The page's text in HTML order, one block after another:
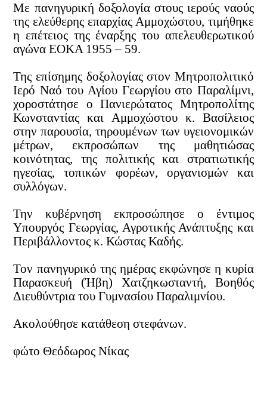
Με πανηγυρική δοξολογία στους ιερούς ναούς
της ελεύθερης επαρχίας Αμμοχώστου, τιμήθηκε
η επέτειος της έναρξης του απελευθερωτικού
αγώνα ΕΟΚΑ 1955 – 59.
Της επίσημης δοξολογίας στον Μητροπολιτικό
Ιερό Ναό του Αγίου Γεωργίου στο Παραλίμνι,
χοροστάτησε ο Πανιερώτατος Μητροπολίτης
Κωνσταντίας και Αμμοχώστου κ. Βασίλειος
στην παρουσία, τηρουμένων των υγειονομικών
μέτρων, εκπροσώπων της μαθητιώσας
κοινότητας, της πολιτικής και στρατιωτικής
ηγεσίας, τοπικών φορέων, οργανισμών και
συλλόγων.
Την κυβέρνηση εκπροσώπησε ο έντιμος
Υπουργός Γεωργίας, Αγροτικής Ανάπτυξης και
Περιβάλλοντος κ. Κώστας Καδής.
Τον πανηγυρικό της ημέρας εκφώνησε η κυρία
Παρασκευή (Ήβη) Χατζηκωσταντή, Βοηθός
Διευθύντρια του Γυμνασίου Παραλιμνίου.
Ακολούθησε κατάθεση στεφάνων.
φώτο Θεόδωρος Νίκας